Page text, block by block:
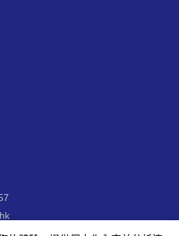
港商業中心 42樓4201-3室